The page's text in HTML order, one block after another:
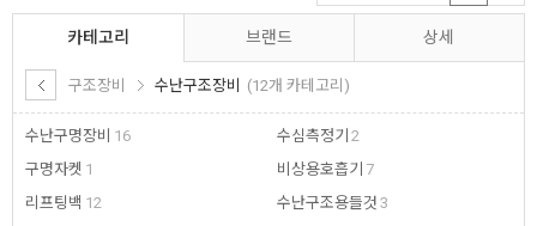
카테고리
구조장비 수난구조장비 (12개 카테고리)
수난구명장비 16
구명자켓 1
리프팅백 12
수심측정기 2
비상용호흡기 7
수난구조용들것 3
브랜드 상세